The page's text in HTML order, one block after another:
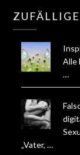
Alle
…
„Vater, …